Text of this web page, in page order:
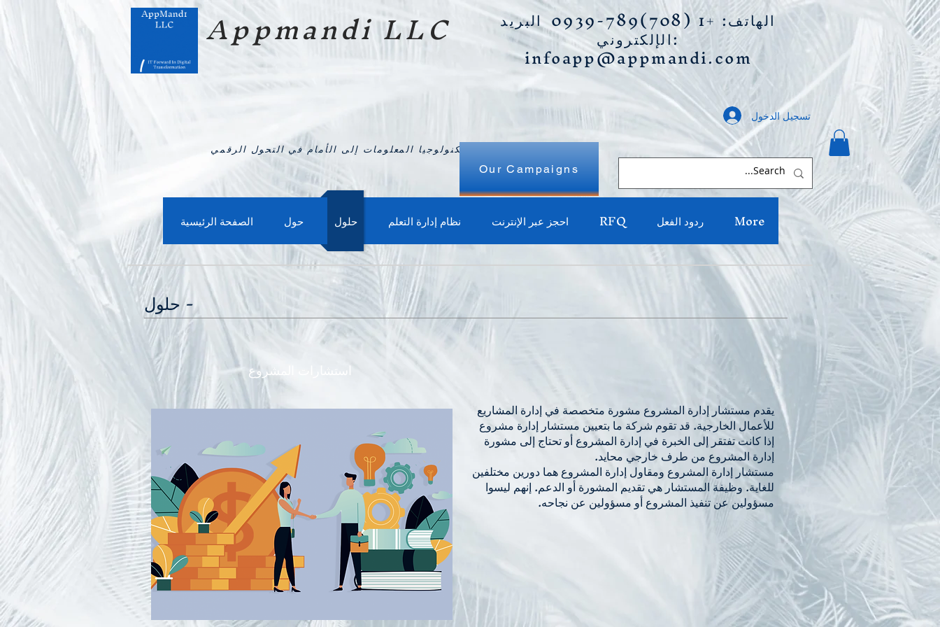
Appmandi LLC الهاتف: +1 (708)789-0939 البريد
الإلكتروني:
infoapp@appmandi.com
تسجيل الدخول
تكنولوجيا المعلومات إلى الأمام في التحول الرقمي.
الصفحة الرئيسية حول حلول نظام إدارة التعلم احجز عبر الإنترنت RFQ ردود الفعل More
Our Campaigns
حلول -
استشارات المشروع
يقدم مستشار إدارة المشروع مشورة متخصصة في إدارة المشاريع
للأعمال الخارجية. قد تقوم شركة ما بتعيين مستشار إدارة مشروع
إذا كانت تفتقر إلى الخبرة في إدارة المشروع أو تحتاج إلى مشورة
إدارة المشروع من طرف خارجي محايد.
مستشار إدارة المشروع ومقاول إدارة المشروع هما دورين مختلفين
للغاية. وظيفة المستشار هي تقديم المشورة أو الدعم. إنهم ليسوا
مسؤولين عن تنفيذ المشروع أو مسؤولين عن نجاحه.